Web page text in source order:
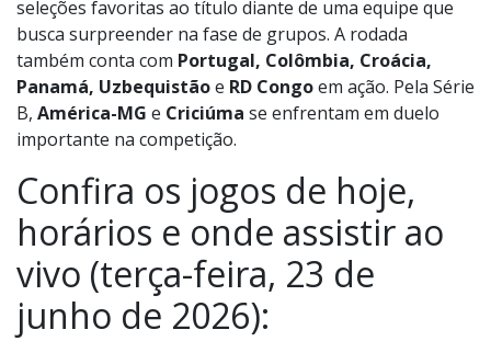
seleções favoritas ao título diante de uma equipe que
busca surpreender na fase de grupos. A rodada
também conta com Portugal, Colômbia, Croácia,
Panamá, Uzbequistãoe RD Congoem ação. Pela Série
B, América-MG e Criciúma se enfrentam em duelo
importante na competição.
Confira os jogos de hoje,
horários e onde assistir ao
vivo (terça-feira, 23 de
junho de 2026):